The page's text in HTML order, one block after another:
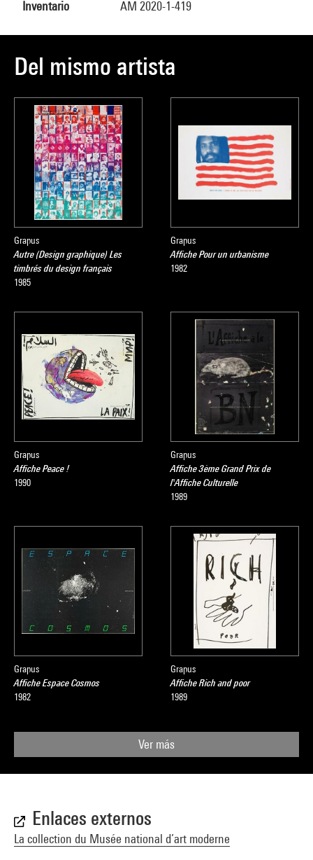
Inventario AM 2020-1-419
Del mismo artista
Grapus
Autre (Design graphique) Les
timbrés du design français
1985
Grapus
Affiche Pour un urbanisme
1982
Grapus
Affiche Peace !
1990
Grapus
Affiche 3ème Grand Prix de
l'Affiche Culturelle
1989
Grapus
Affiche Espace Cosmos
1982
Grapus
Affiche Rich and poor
1989
Ver más
Enlaces externos
La collection du Musée national d’art moderne